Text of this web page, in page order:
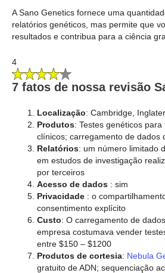
A Sano Genetics fornece uma
relatórios genéticos, mas permite que
resultados e contribua para a ciência
4
7 fatos de nossa revisão
Localização: Cambridge,
Produtos: Testes genéticos
clínicos; carregamento de dados
Relatórios: um número limitado
em estudos de investigação
por terceiros
Acesso de dados : sim
Privacidade : o
consentimento explícito
Custo: O carregamento de
empresa costumava vender
entre $150 – $1200
Produtos de cortesia: Nebula
gratuito de ADN; sequenciação